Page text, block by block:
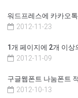
워드프레스에 카카오
2012-11-23
1개 페이지에 2개 이상
2012-11-09
구글웹폰트 나눔폰트
2012-10-13